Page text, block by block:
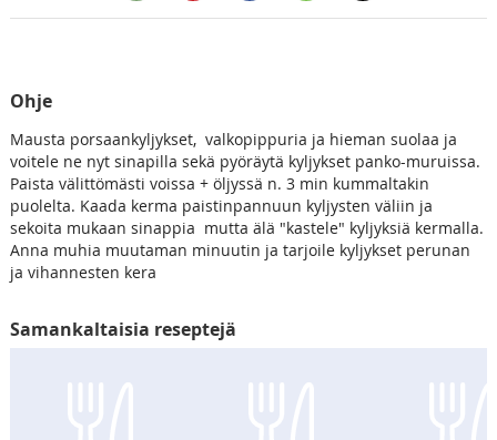
Ohje
Mausta porsaankyljykset, valkopippuria ja hieman suolaa ja
voitele ne nyt sinapilla sekä pyöräytä kyljykset panko-muruissa.
Paista välittömästi voissa + öljyssä n. 3 min kummaltakin
puolelta. Kaada kerma paistinpannuun kyljysten väliin ja
sekoita mukaan sinappia mutta älä "kastele" kyljyksiä kermalla.
Anna muhia muutaman minuutin ja tarjoile kyljykset perunan
ja vihannesten kera
Samankaltaisia reseptejä